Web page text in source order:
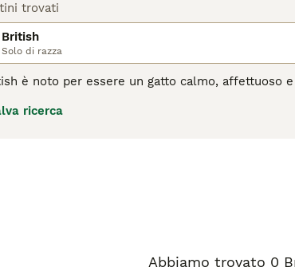
trovati
British
Solo di razza
è noto per essere un gatto calmo, affettuoso
come una razza dal GCCF, sebbene sia
ricerca
Abbiamo trovato 0